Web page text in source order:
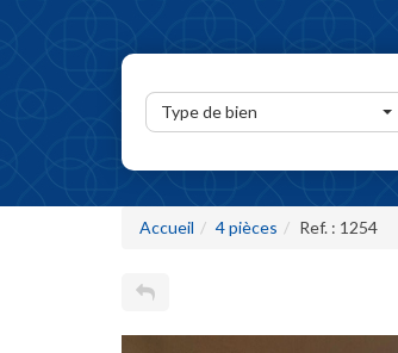
Type de bien
Accueil 4 pièces Ref. : 1254